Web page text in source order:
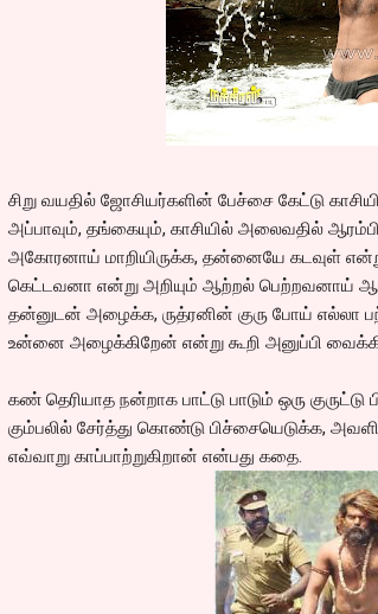
சிறு வயதில் ஜோசியர்களின் பேச்சை கேட்டு
அப்பாவும், தங்கையும், காசியில் அலைவதில்
அகோரனாய் மாறியிருக்க, தன்னையே கடவுள்
கெட்டவனா என்று அறியும் ஆற்றல் பெற்றவனாய்
தன்னுடன் அழைக்க, ருத்ரனின் குரு போய் எல்லா
உன்னை அழைக்கிறேன் என்று கூறி அனுப்பி
கண் தெரியாத நன்றாக பாட்டு பாடும் ஒரு
கும்பலில் சேர்த்து கொண்டு பிச்சையெடுக்க,
எவ்வாறு காப்பாற்றுகிறான் என்பது கதை.